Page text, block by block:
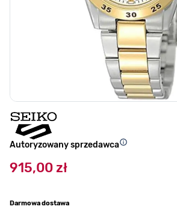
Autoryzowany sprzedawca
915,00 zł
Darmowa dostawa